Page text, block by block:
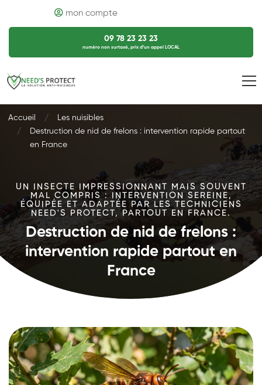
mon compte
09 78 23 23 23
numéro non surtaxé, prix d’un appel LOCAL
Accueil
Les nuisibles
Destruction de nid de frelons : intervention rapide partout
en France
UN INSECTE IMPRESSIONNANT MAIS SOUVENT
MAL COMPRIS : INTERVENTION SEREINE,
ÉQUIPÉE ET ADAPTÉE PAR LES TECHNICIENS
NEED'S PROTECT, PARTOUT EN FRANCE.
Destruction de nid de frelons :
intervention rapide partout en
France